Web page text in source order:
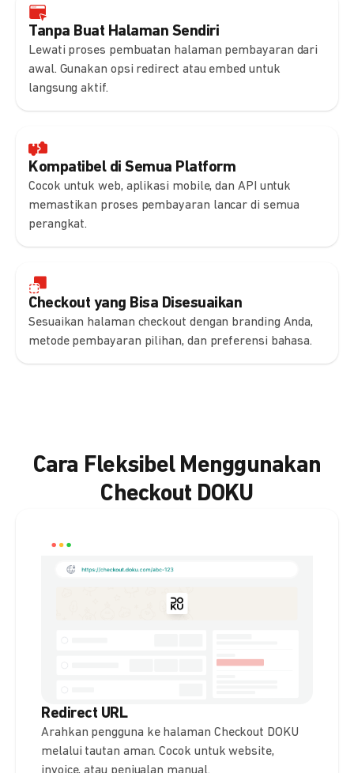
Tanpa Buat Halaman Sendiri
Lewati proses pembuatan halaman pembayaran dari
awal. Gunakan opsi redirect atau embed untuk
langsung aktif.
Kompatibel di Semua Platform
Cocok untuk web, aplikasi mobile, dan API untuk
memastikan proses pembayaran lancar di semua
perangkat.
Checkout yang Bisa Disesuaikan
Sesuaikan halaman checkout dengan branding Anda,
metode pembayaran pilihan, dan preferensi bahasa.
Cara Fleksibel Menggunakan
Checkout DOKU
Redirect URL
Arahkan pengguna ke halaman Checkout DOKU
melalui tautan aman. Cocok untuk website,